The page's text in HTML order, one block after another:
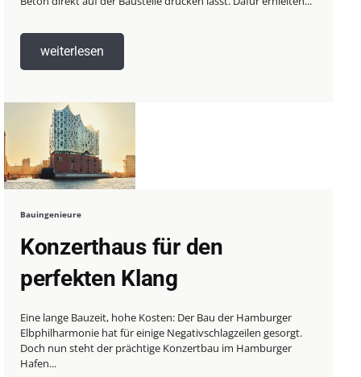
weiterlesen
Bauingenieure
Konzerthaus für den
perfekten Klang
Eine lange Bauzeit, hohe Kosten: Der Bau der Hamburger
Elbphilharmonie hat für einige Negativschlagzeilen gesorgt.
Doch nun steht der prächtige Konzertbau im Hamburger
Hafen...